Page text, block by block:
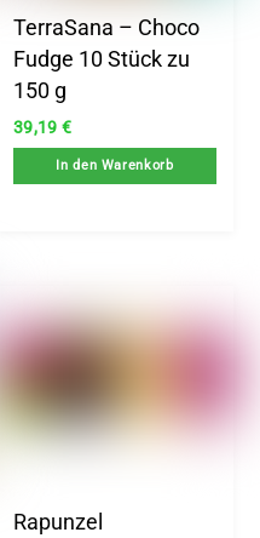
TerraSana – Choco
Fudge 10 Stück zu
150 g
39,19 €
In den Warenkorb
Rapunzel